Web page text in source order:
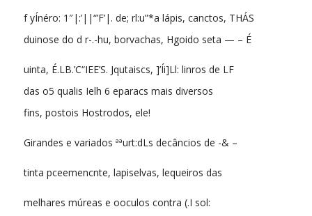
f yÍnéro: 1″|:’||“’F’|. de; rl:u”*a lápis, canctos, THÁS
duinose do d r-.-hu, borvachas, Hgoido seta — – É
uinta, É.LB.’C“IEE’S. Jqutaiscs, ]’Íi]Ll: linros de LF
das o5 qualis Ielh 6 eparacs mais diversos
fins, postois Hostrodos, ele!
Girandes e variados ªªurt:dLs decâncios de -& –
tinta pceemencnte, lapiselvas, lequeiros das
melhares múreas e ooculos contra (.I sol: